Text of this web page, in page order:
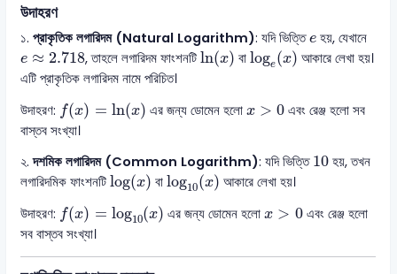
উদাহরণ
১.প্রাকৃতিক লগারিদম (Natural Logarithm): যদি ভিত্তিe
e হয়, যেখানে
e ≈ 2.718
e ≈2.718 , তাহলে লগারিদম ফাংশনটিln(x)
ln(x) বাloge(x)
log e(x)
আকারে লেখা হয়।
এটি প্রাকৃতিক লগারিদম নামে পরিচিত।
উদাহরণ: f(x) = ln(x)
f(x) ln(x) এর জন্য ডোমেন হলো x > 0
x>0
এবং রেঞ্জ হলো সব
বাস্তব সংখ্যা।
২.দশমিক লগারিদম (Common Logarithm): যদি ভিত্তি 10
10 হয়, তখন
লগারিদমিক ফাংশনটিlog(x)
log(x)বাlog10(x)
log 10(x )
আকারে লেখা হয়।
উদাহরণ: f(x) = log10(x)
f(x) =log10 (x) এর জন্য ডোমেন হলোx > 0
x>0
এবং রেঞ্জ হলো
সব বাস্তব সংখ্যা।